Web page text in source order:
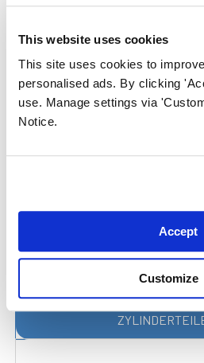
This website uses cookies
This site uses cookies to
personalised ads. By clicking
use. Manage settings via
Notice.
Accept
Customize